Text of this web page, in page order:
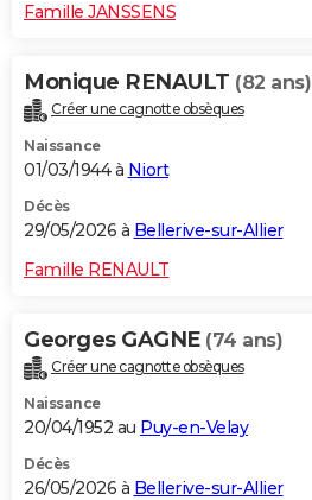
Famille JANSSENS
Monique RENAULT (82 ans)
Créer une cagnotte obsèques
Naissance
01/03/1944 à Niort
Décès
29/05/2026 à Bellerive-sur-Allier
Famille RENAULT
Georges GAGNE (74 ans)
Créer une cagnotte obsèques
Naissance
20/04/1952 au Puy-en-Velay
Décès
26/05/2026 à Bellerive-sur-Allier